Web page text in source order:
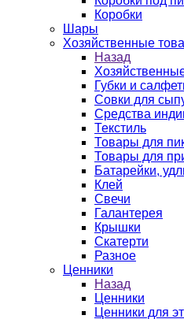
Коробки
Шары
Хозяйственные
Назад
Губки и
Совки для
Средства
Текстиль
Товары для
Товары для
Батарейки,
Клей
Свечи
Галантерея
Крышки
Скатерти
Разное
Ценники
Назад
Ценники
Ценники для